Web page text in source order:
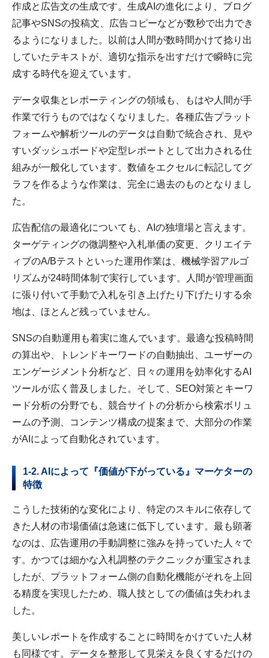
作成と広告文の生成です。 生成AIの進化により、ブログ
記事やSNSの投稿文、広告コピーなどが数秒で出力でき
るようになりました。以前は人間が数時間かけて捻り出
していたテキストが、適切な指示を出すだけで瞬時に完
成する時代を迎えています。
データ収集とレポーティングの領域も、もはや人間が手
作業で行うものではなくなりました。各種広告プラット
フォームや解析ツールのデータは自動で統合され、見や
すいダッシュボードや定型レポートとして出力される仕
組みが一般化しています。数値をエクセルに転記してグ
ラフを作るような作業は、完全に過去のものとなりまし
た。
広告配信の最適化についても、AIの独壇場と言えます。
ターゲティングの微調整や入札単価の変更、クリエイテ
ィブのA/Bテストといった運用作業は、機械学習アルゴ
リズムが24時間体制で実行しています。人間が管理画面
に張り付いて手動で入札を引き上げたり下げたりする余
地は、ほとんど残っていません。
SNSの自動運用も着実に進んでいます。最適な投稿時間
の算出や、トレンドキーワードの自動抽出、ユーザーの
エンゲージメント分析など、日々の運用を効率化するAI
ツールが広く普及しました。そして、SEO対策とキーワ
ード分析の分野でも、競合サイトの分析から検索ボリュ
ームの予測、コンテンツ構成の提案まで、大部分の作業
がAIによって自動化されています。
1-2. AIによって『価値が下がっている』マーケターの
特徴
こうした技術的な変化により、特定のスキルに依存して
きた人材の市場価値は急速に低下しています。最も顕著
なのは、広告運用の手動調整に強みを持っていた人々で
す。かつては細かな入札調整のテクニックが重宝されま
したが、プラットフォーム側の自動化機能がそれを上回
る精度を実現したため、職人技としての価値は失われま
した。
美しいレポートを作成することに時間をかけていた人材
も同様です。データを整形して見栄えを良くするだけの